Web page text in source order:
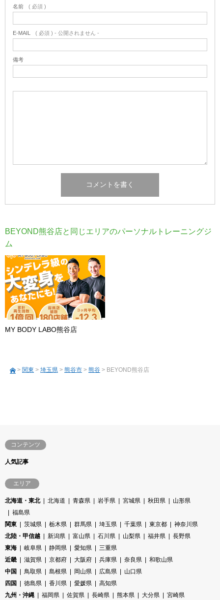
名前 ( 必須 )
E-MAIL ( 必須 ) - 公開されません -
備考
BEYOND熊谷店と同じエリアのパーソナルトレーニングジ
ム
MY BODY LABO熊谷店
> 関東 > 埼玉県 > 熊谷市 > 熊谷 > BEYOND熊谷店
コンテンツ
人気記事
エリア
北海道・東北 北海道 青森県 岩手県 宮城県 秋田県
山形県
福島県
関東
茨城県 栃木県 群馬県 埼玉県 千葉県 東京都
神奈川県
北陸・甲信越
新潟県 富山県 石川県 山梨県 福井県
長野県
東海
岐阜県 静岡県 愛知県
三重県
近畿
滋賀県 京都府 大阪府 兵庫県 奈良県
和歌山県
中国
鳥取県 島根県 岡山県 広島県
山口県
四国
徳島県 香川県 愛媛県
高知県
九州・沖縄
福岡県 佐賀県 長崎県 熊本県 大分県 宮崎県